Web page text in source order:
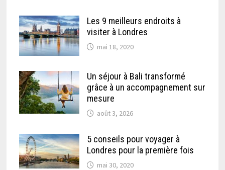
Les 9 meilleurs endroits à
visiter à Londres
mai 18, 2020
Un séjour à Bali transformé
grâce à un accompagnement sur
mesure
août 3, 2026
5 conseils pour voyager à
Londres pour la première fois
mai 30, 2020